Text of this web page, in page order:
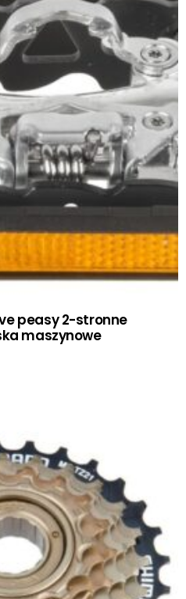
peasy 2-stronne
maszynowe